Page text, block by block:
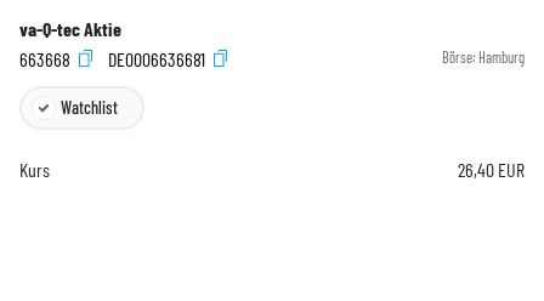
va-Q-tec Aktie
663668
DE0006636681 Börse: Hamburg
Watchlist
Kurs 26,40 EUR